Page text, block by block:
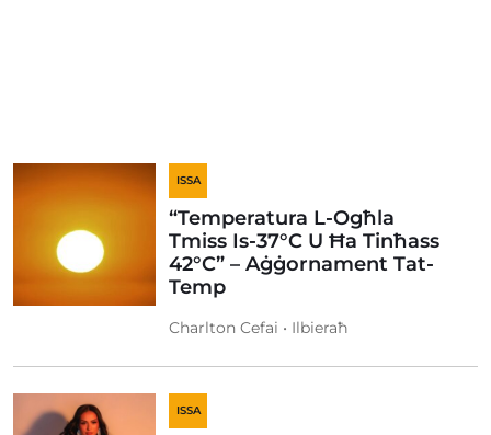
ISSA
“Temperatura L-Ogħla
Tmiss Is-37°C U Ħa Tinħass
42°C” – Aġġornament Tat-
Temp
Charlton Cefai • Ilbieraħ
ISSA